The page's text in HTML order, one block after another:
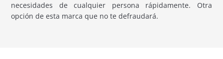
necesidades de cualquier persona rápidamente. Otra
opción de esta marca que no te defraudará.